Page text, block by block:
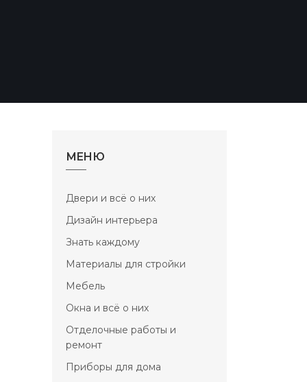
МЕНЮ
Двери и всё о них
Дизайн интерьера
Знать каждому
Материалы для стройки
Мебель
Окна и всё о них
Отделочные работы и
ремонт
Приборы для дома